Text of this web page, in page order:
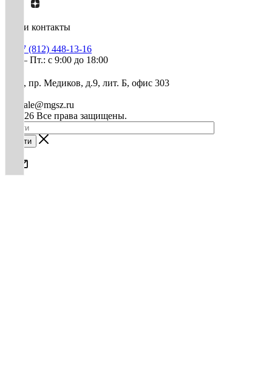
Наши контакты
+7 (812) 448-13-16
Пн. – Пт.: с 9:00 до 18:00
СПб, пр. Медиков, д.9, лит. Б, офис 303
mg-sale@mgsz.ru
© 2026 Все права защищены.
Найти